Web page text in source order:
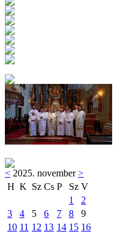
< 2025. november>
H K Sz Cs P Sz V
1
2
3
4 5 6 7 8
9
10 11 12 13 14 15 16